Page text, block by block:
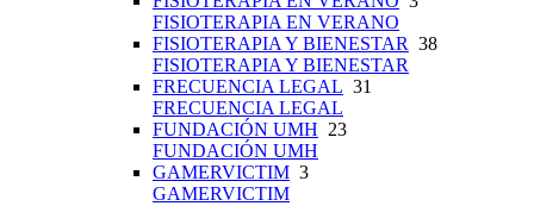
FISIOTERAPIA EN VERANO
FISIOTERAPIA Y BIENESTAR 38
FISIOTERAPIA Y BIENESTAR
FRECUENCIA LEGAL 31
FRECUENCIA LEGAL
FUNDACIÓN UMH 23
FUNDACIÓN UMH
GAMERVICTIM 3
GAMERVICTIM